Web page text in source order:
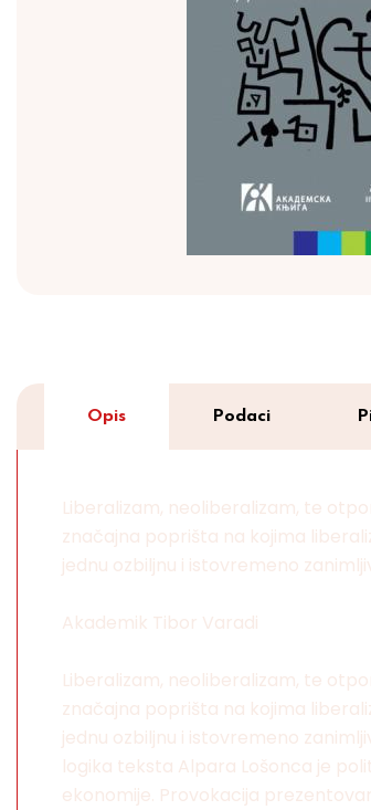
Opis Podaci
Liberalizam, neoliberalizam, te
značajna poprišta na kojima
jednu ozbiljnu i istovremeno
Akademik Tibor Varadi
Liberalizam, neoliberalizam, te
značajna poprišta na kojima
jednu ozbiljnu i istovremeno
logika teksta Alpara Lošonca je
ekonomije. Provokacija